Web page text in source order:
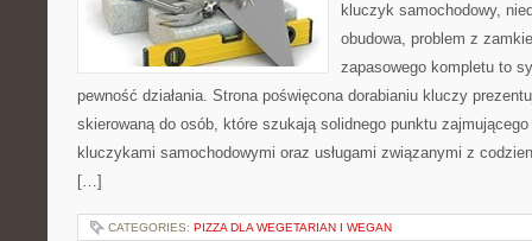
kluczyk samochodowy,
obudowa, problem z
zapasowego kompletu to
pewność działania. Strona poświęcona dorabianiu kluczy
skierowaną do osób, które szukają solidnego punktu
kluczykami samochodowymi oraz usługami związanymi z
[…]
CATEGORIES: PIZZA DLA WEGETARIAN I WEGAN